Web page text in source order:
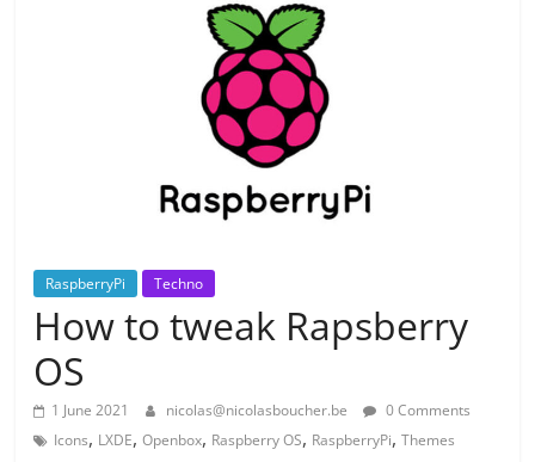
RaspberryPi Techno
How to tweak Rapsberry
OS
1 June 2021 nicolas@nicolasboucher.be
0 Comments
Icons, LXDE,Openbox, Raspberry OS, RaspberryPi,Themes